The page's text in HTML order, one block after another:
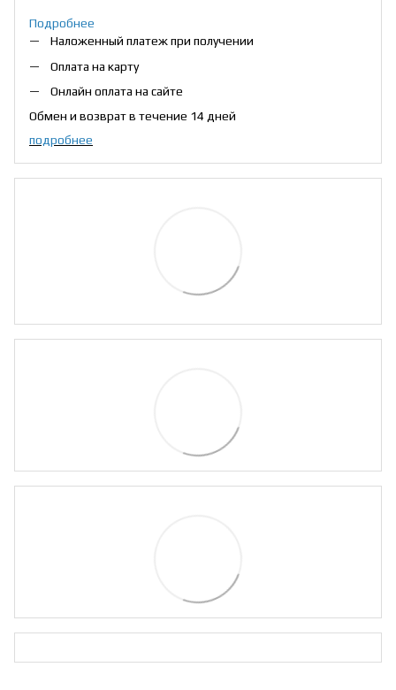
Подробнее
Наложенный платеж при получении
Оплата на карту
Онлайн оплата на сайте
Обмен и возврат в течение 14 дней
подробнее